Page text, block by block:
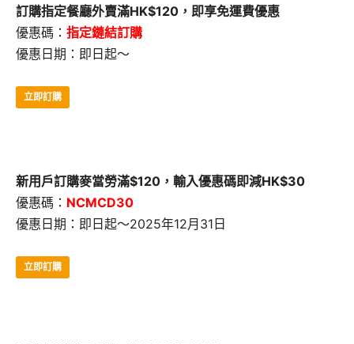
訂購指定餐廳外賣滿HK$120，即享免運費優惠
優惠碼： 指定鏈結訂購
優惠日期：即日起～
立即訂購
新用戶訂購麥當勞滿$120，輸入優惠碼即減HK$30
優惠碼： NCMCD30
優惠日期：即日起～2025年12月31日
立即訂購